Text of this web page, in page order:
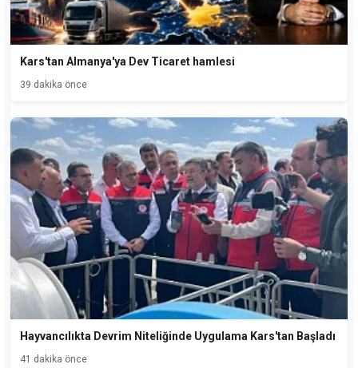
Kars'tan Almanya'ya Dev Ticaret hamlesi
39 dakika önce
Hayvancılıkta Devrim Niteliğinde Uygulama Kars'tan Başladı
41 dakika önce